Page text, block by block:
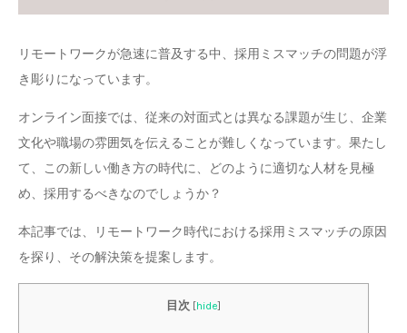
リモートワークが急速に普及する中、採用ミスマッチの問題が浮
き彫りになっています。
オンライン面接では、従来の対面式とは異なる課題が生じ、企業
文化や職場の雰囲気を伝えることが難しくなっています。果たし
て、この新しい働き方の時代に、どのように適切な人材を見極
め、採用するべきなのでしょうか？
本記事では、リモートワーク時代における採用ミスマッチの原因
を探り、その解決策を提案します。
目次 [hide]